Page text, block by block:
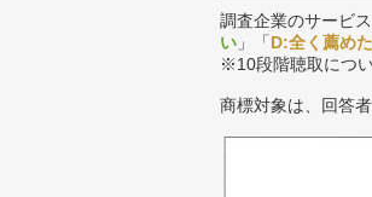
調査企業のサービ
い 」「D:全く薦め
※10段階聴取につ
商標対象は、回答